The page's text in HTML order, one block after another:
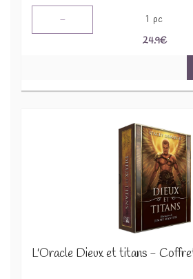
- 1 pc
24.9€
L'Oracle Dieux et titans -